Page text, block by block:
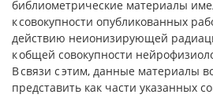
библиометрические материалы
к совокупности опубликованных
действию неионизирующей
к общей совокупности
В связи с этим, данные материалы
представить как части указанных